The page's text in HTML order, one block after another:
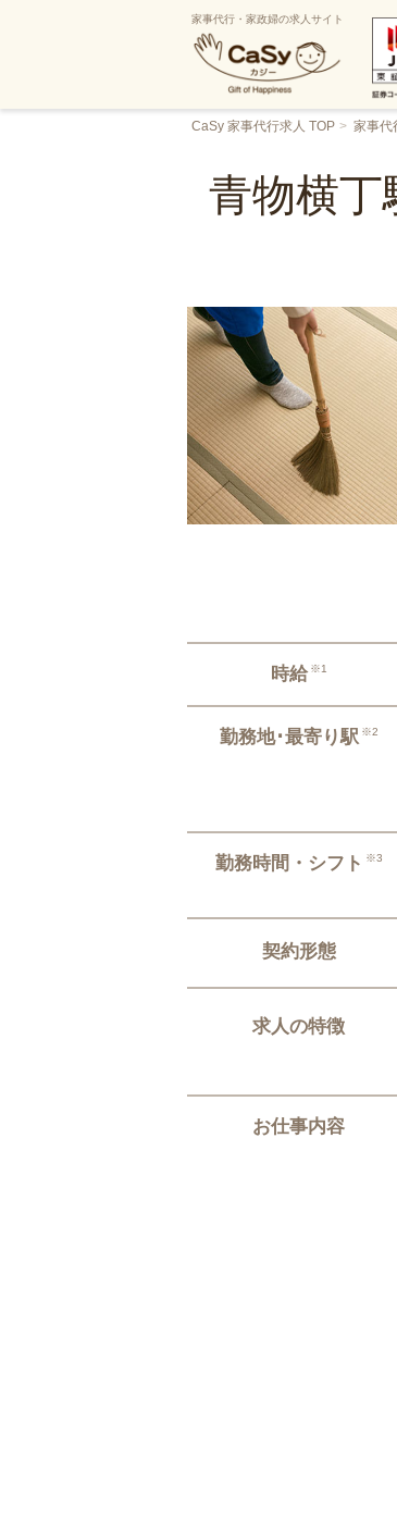
家事代行・家政婦の求人サイト
CaSy 家事代行求人 TOP 家事代
青物横
時給 ※1
勤務地･最寄り駅 ※2
勤務時間・シフト ※3
契約形態
求人の特徴
お仕事内容